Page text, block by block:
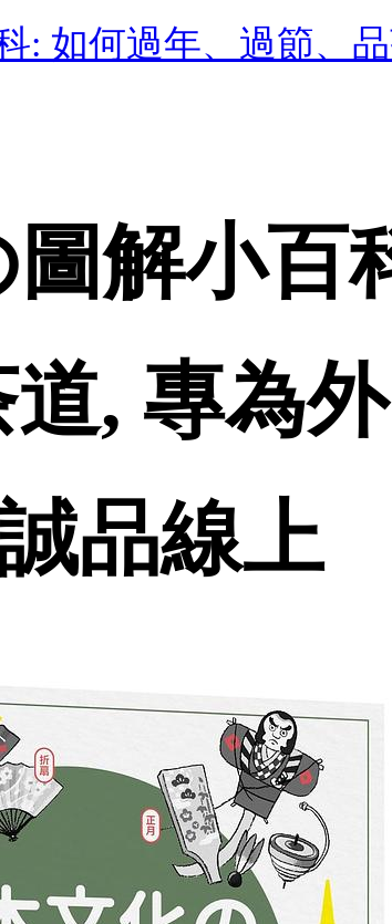
: 如何過年、過節、
解小百
, 專為
品線上